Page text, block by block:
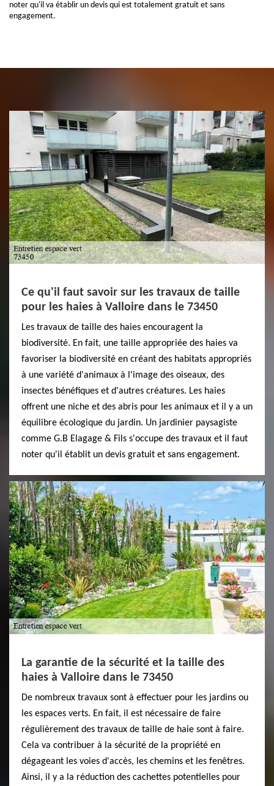
noter qu'il va établir un devis qui est totalement gratuit et sans
engagement.
Ce qu'il faut savoir sur les travaux de taille
pour les haies à Valloire dans le 73450
Les travaux de taille des haies encouragent la
biodiversité. En fait, une taille appropriée des haies va
favoriser la biodiversité en créant des habitats appropriés
à une variété d'animaux à l'image des oiseaux, des
insectes bénéfiques et d'autres créatures. Les haies
offrent une niche et des abris pour les animaux et il y a un
équilibre écologique du jardin. Un jardinier paysagiste
comme G.B Elagage & Fils s'occupe des travaux et il faut
noter qu'il établit un devis gratuit et sans engagement.
La garantie de la sécurité et la taille des
haies à Valloire dans le 73450
De nombreux travaux sont à effectuer pour les jardins ou
les espaces verts. En fait, il est nécessaire de faire
régulièrement des travaux de taille de haie sont à faire.
Cela va contribuer à la sécurité de la propriété en
dégageant les voies d'accès, les chemins et les fenêtres.
Ainsi, il y a la réduction des cachettes potentielles pour